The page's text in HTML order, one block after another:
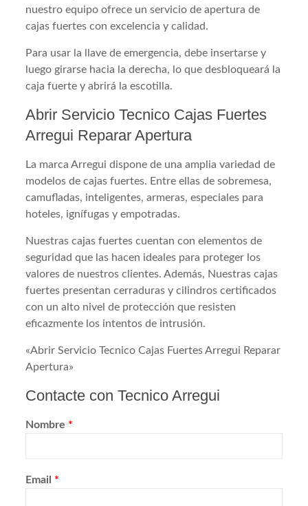
nuestro equipo ofrece un servicio de apertura de
cajas fuertes con excelencia y calidad.
Para usar la llave de emergencia, debe insertarse y
luego girarse hacia la derecha, lo que desbloqueará la
caja fuerte y abrirá la escotilla.
Abrir Servicio Tecnico Cajas Fuertes
Arregui Reparar Apertura
La marca Arregui dispone de una amplia variedad de
modelos de cajas fuertes. Entre ellas de sobremesa,
camufladas, inteligentes, armeras, especiales para
hoteles, ignífugas y empotradas.
Nuestras cajas fuertes cuentan con elementos de
seguridad que las hacen ideales para proteger los
valores de nuestros clientes. Además, Nuestras cajas
fuertes presentan cerraduras y cilindros certificados
con un alto nivel de protección que resisten
eficazmente los intentos de intrusión.
«Abrir Servicio Tecnico Cajas Fuertes Arregui Reparar
Apertura»
Contacte con Tecnico Arregui
Nombre *
Email *